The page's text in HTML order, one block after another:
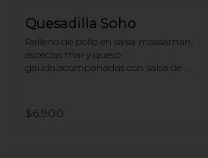
Quesadilla Soho
Relleno de pollo en salsa massaman,
especias thai y queso
gauda,acompañadas con salsa de
$6.900